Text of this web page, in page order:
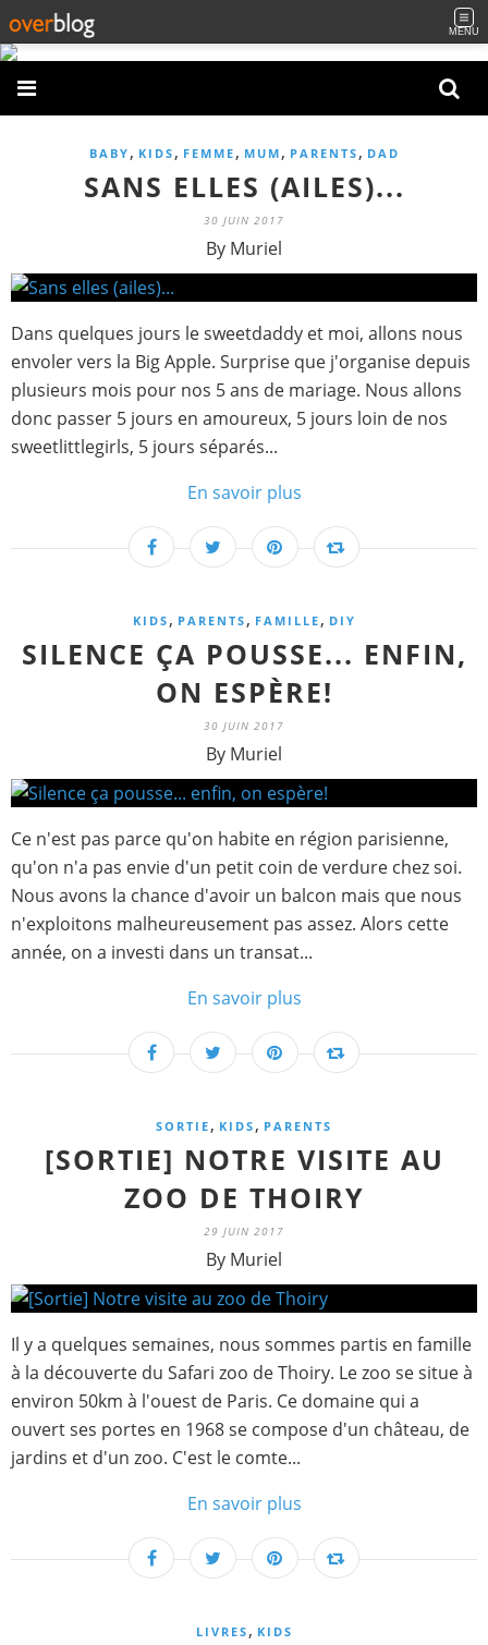
MENU
BABY , KIDS , FEMME , MUM , PARENTS , DAD
SANS ELLES (AILES)...
30 JUIN 2017
By Muriel
Dans quelques jours le sweetdaddy et moi, allons nous
envoler vers la Big Apple. Surprise que j'organise depuis
plusieurs mois pour nos 5 ans de mariage. Nous allons
donc passer 5 jours en amoureux, 5 jours loin de nos
sweetlittlegirls, 5 jours séparés...
En savoir plus
KIDS , PARENTS , FAMILLE , DIY
SILENCE ÇA POUSSE... ENFIN,
ON ESPÈRE!
30 JUIN 2017
By Muriel
Ce n'est pas parce qu'on habite en région parisienne,
qu'on n'a pas envie d'un petit coin de verdure chez soi.
Nous avons la chance d'avoir un balcon mais que nous
n'exploitons malheureusement pas assez. Alors cette
année, on a investi dans un transat...
En savoir plus
SORTIE , KIDS , PARENTS
[SORTIE] NOTRE VISITE AU
ZOO DE THOIRY
29 JUIN 2017
By Muriel
Il y a quelques semaines, nous sommes partis en famille
à la découverte du Safari zoo de Thoiry. Le zoo se situe à
environ 50km à l'ouest de Paris. Ce domaine qui a
ouvert ses portes en 1968 se compose d'un château, de
jardins et d'un zoo. C'est le comte...
En savoir plus
LIVRES , KIDS